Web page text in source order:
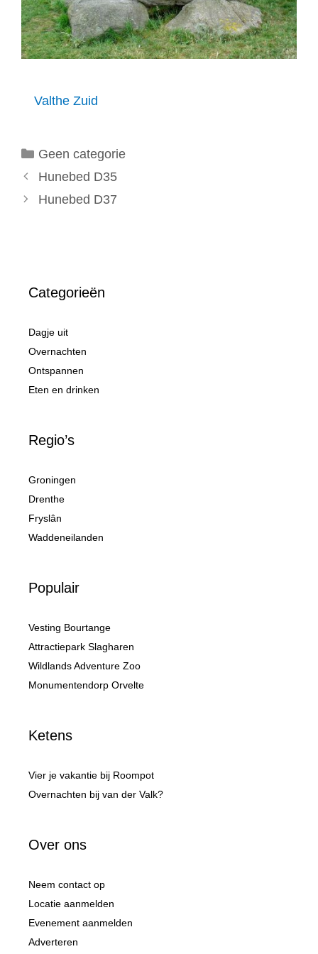
Valthe Zuid
Categorieën
Geen categorie
Hunebed D35
Hunebed D37
Categorieën
Dagje uit
Overnachten
Ontspannen
Eten en drinken
Regio’s
Groningen
Drenthe
Fryslân
Waddeneilanden
Populair
Vesting Bourtange
Attractiepark Slagharen
Wildlands Adventure Zoo
Monumentendorp Orvelte
Ketens
Vier je vakantie bij Roompot
Overnachten bij van der Valk?
Over ons
Neem contact op
Locatie aanmelden
Evenement aanmelden
Adverteren